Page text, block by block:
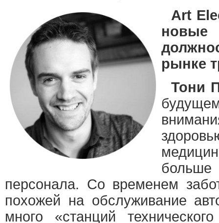
Art
рынке
Тони
персонала. Со временем
похожей на обслуживание
много «станций